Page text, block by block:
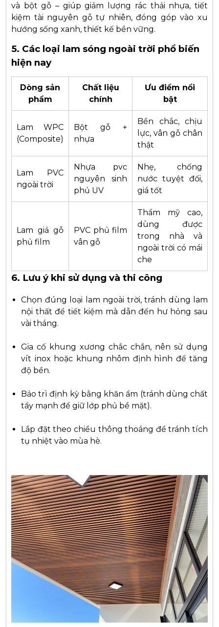
và bột gỗ – giúp giảm lượng rác thải nhựa, tiết
kiệm tài nguyên gỗ tự nhiên, đóng góp vào xu
hướng sống xanh, thiết kế bền vững.
5. Các loại lam sóng ngoài trời phổ biến
hiện nay
Dòng sản
phẩm
Chất liệu
chính
Ưu điểm nổi
bật
Lam WPC
(Composite)
Bột gỗ +
nhựa
Bền chắc, chịu
lực, vân gỗ chân
thật
Lam PVC
ngoài trời
Nhựa pvc
nguyên sinh
phủ UV
Nhẹ, chống
nước tuyệt đối,
giá tốt
Lam giả gỗ
phủ film
PVC phủ film
vân gỗ
Thẩm mỹ cao,
dùng được
trong nhà và
ngoài trời có mái
che
6. Lưu ý khi sử dụng và thi công
Chọn đúng loại lam ngoài trời, tránh dùng lam
nội thất để tiết kiệm mà dẫn đến hư hỏng sau
vài tháng.
Gia cố khung xương chắc chắn, nên sử dụng
vít inox hoặc khung nhôm định hình để tăng
độ bền.
Bảo trì định kỳ bằng khăn ẩm (tránh dùng chất
tẩy mạnh để giữ lớp phủ bề mặt).
Lắp đặt theo chiều thông thoáng để tránh tích
tụ nhiệt vào mùa hè.